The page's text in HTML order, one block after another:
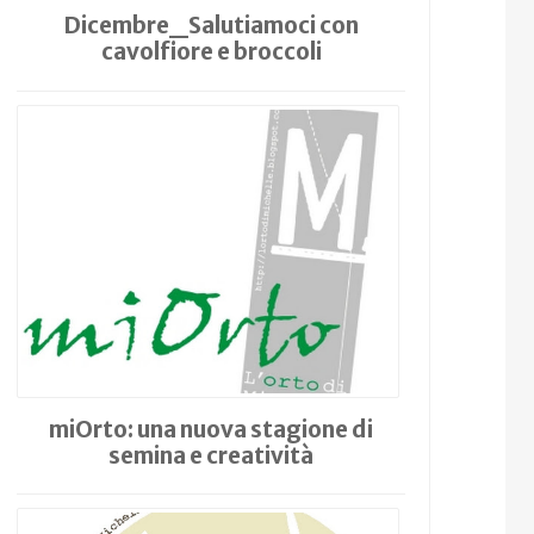
Dicembre_Salutiamoci con
cavolfiore e broccoli
miOrto: una nuova stagione di
semina e creatività